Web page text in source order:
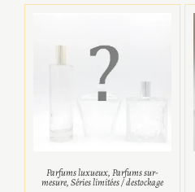
Parfums luxueux,Parfums sur-
mesure,Séries limitées / destockage